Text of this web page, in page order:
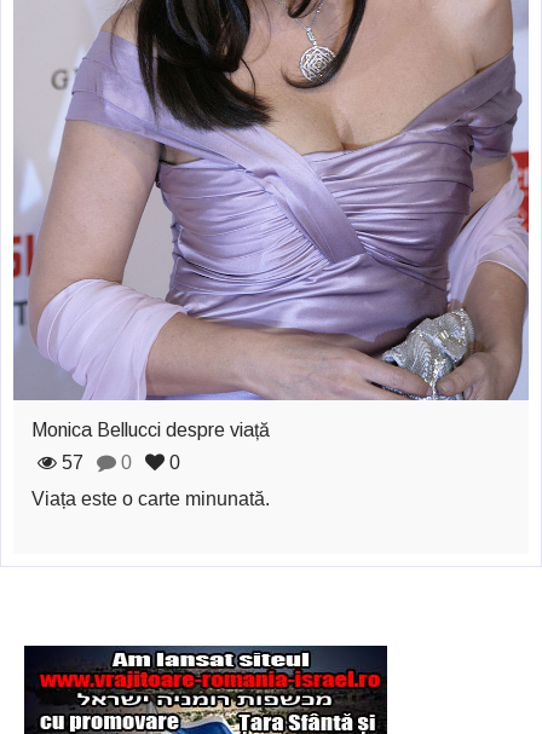
(Silcilia)
Uimitoarea viaţă a
Teresei Neumann
Derba, un oraş
misterios vizitat şi
de sfântul Petre
Vrăjitorul Merlin şi
regele Arthur
Şi-a vândut soţia
pentru un ritual de
magie neagră
Monica Bellucci despre viață
57
0
0
Viața este o carte minunată.